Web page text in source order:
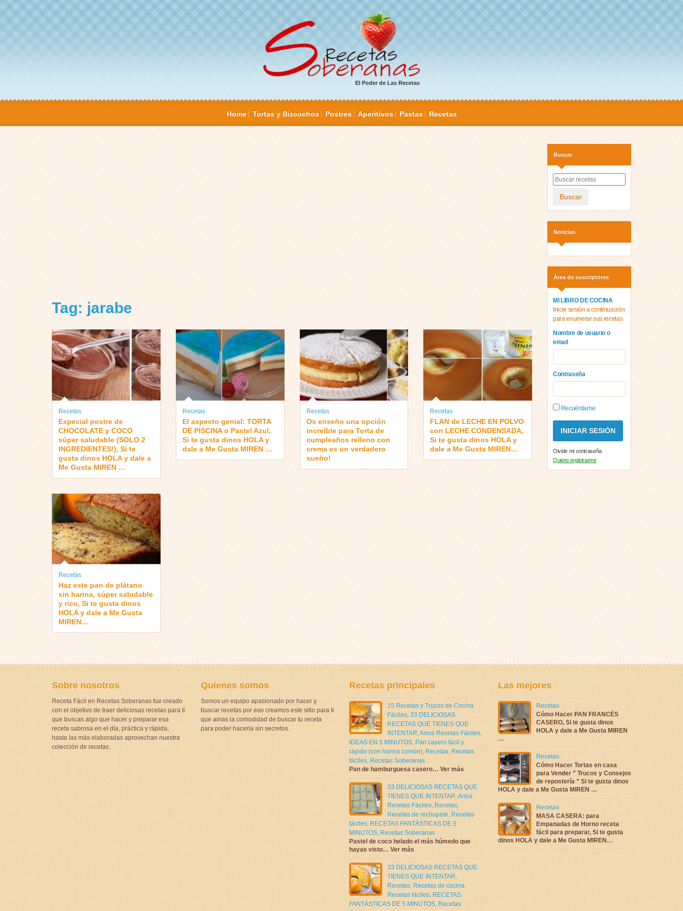
El Poder de Las Recetas
Home Tortas y Bizcochos Postres Aperitivos Pastas Recetas
Tag: jarabe
Recetas
Especial postre de
CHOCOLATE y COCO
súper saludable (SOLO 2
INGREDIENTES!), Si te
gusta dinos HOLA y dale a
Me Gusta MIREN …
Recetas
El aspecto genial: TORTA
DE PISCINA o Pastel Azul,
Si te gusta dinos HOLA y
dale a Me Gusta MIREN …
Recetas
Os enseño una opción
increíble para Torta de
cumpleaños relleno con
crema es un verdadero
sueño!
Recetas
FLAN de LECHE EN POLVO
con LECHE CONDENSADA,
Si te gusta dinos HOLA y
dale a Me Gusta MIREN…
Recetas
Haz este pan de plátano
sin harina, súper saludable
y rico, Si te gusta dinos
HOLA y dale a Me Gusta
MIREN…
Buscar
Buscar
Noticias
Área de suscriptores
MI LIBRO DE COCINA
Inicie sesión a continuación
para enumerar sus recetas
Nombre de usuario o
email
Contraseña
Recuérdame
Olvide mi contraseña
Quiero registrarme
Sobre nosotros
Receta Fácil en Recetas Soberanas fue creado
con el objetivo de traer deliciosas recetas para ti
que buscas algo que hacer y preparar esa
receta sabrosa en el día, práctica y rápida,
hasta las más elaboradas aprovechan nuestra
colección de recetas.
Quienes somos
Somos un equipo apasionado por hacer y
buscar recetas por eso creamos este sitio para ti
que amas la comodidad de buscar tu receta
para poder hacerla sin secretos.
Recetas principales
15 Recetas y Trucos de Cocina
Fáciles, 33 DELICIOSAS
RECETAS QUE TIENES QUE
INTENTAR,Anna Recetas Fáciles,
IDEAS EN 5 MINUTOS, Pan casero fácil y
rápido (con harina común), Recetas, Recetas
fáciles, Recetas Soberanas
Pan de hamburguesa casero… Ver más
33 DELICIOSAS RECETAS QUE
TIENES QUE INTENTAR,Anna
Recetas Fáciles, Recetas,
Recetas de rechupete, Recetas
fáciles, RECETAS FANTÁSTICAS DE 5
MINUTOS, Recetas Soberanas
Pastel de coco helado el más húmedo que
hayas visto… Ver más
33 DELICIOSAS RECETAS QUE
TIENES QUE INTENTAR,
Recetas, Recetas de cocina,
Recetas fáciles, RECETAS
FANTÁSTICAS DE 5 MINUTOS, Recetas
Las mejores
Recetas
Cómo Hacer PAN FRANCÉS
CASERO, Si te gusta dinos
HOLA y dale a Me Gusta MIREN
…
Recetas
Cómo Hacer Tortas en casa
para Vender ” Trucos y Consejos
de repostería ” Si te gusta dinos
HOLA y dale a Me Gusta MIREN …
Recetas
MASA CASERA: para
Empanadas de Horno receta
fácil para preparar, Si te gusta
dinos HOLA y dale a Me Gusta MIREN…